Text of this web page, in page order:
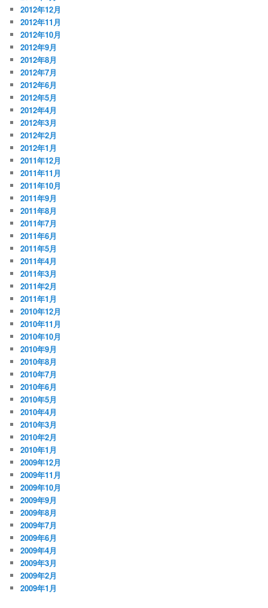
2012年12月
2012年11月
2012年10月
2012年9月
2012年8月
2012年7月
2012年6月
2012年5月
2012年4月
2012年3月
2012年2月
2012年1月
2011年12月
2011年11月
2011年10月
2011年9月
2011年8月
2011年7月
2011年6月
2011年5月
2011年4月
2011年3月
2011年2月
2011年1月
2010年12月
2010年11月
2010年10月
2010年9月
2010年8月
2010年7月
2010年6月
2010年5月
2010年4月
2010年3月
2010年2月
2010年1月
2009年12月
2009年11月
2009年10月
2009年9月
2009年8月
2009年7月
2009年6月
2009年4月
2009年3月
2009年2月
2009年1月